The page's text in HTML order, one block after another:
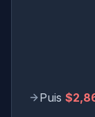
Puis $